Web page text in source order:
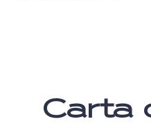
Carta